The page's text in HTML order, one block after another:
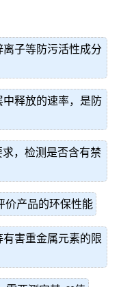
子等防污活性成分
中释放的速率，是防
，检测是否含有禁
价产品的环保性能
害重金属元素的限